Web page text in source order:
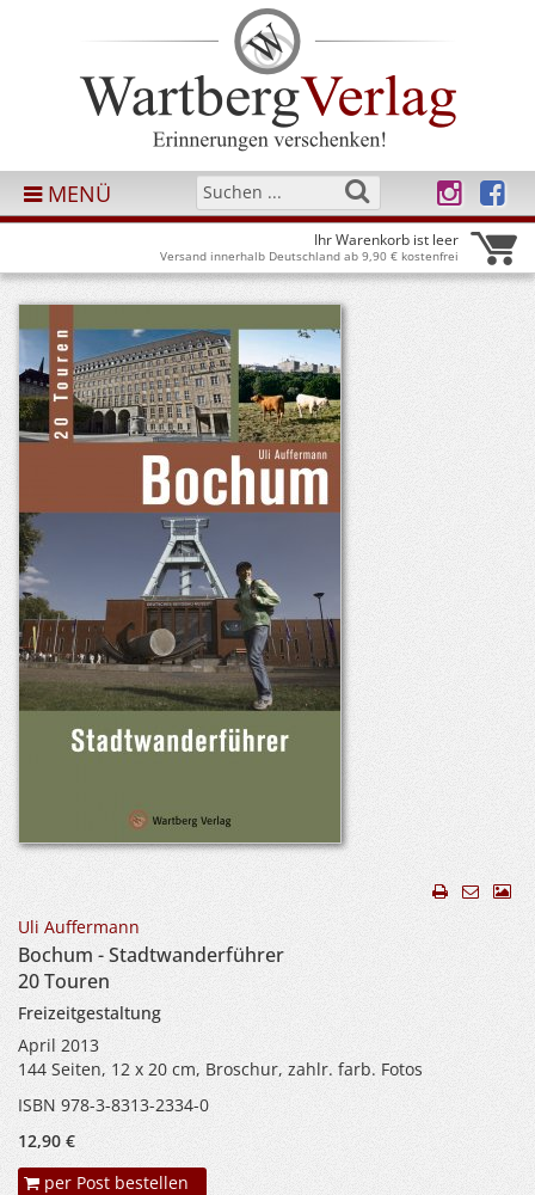
MENÜ
Ihr Warenkorb ist leer
Versand innerhalb Deutschland ab 9,90 € kostenfrei
Uli Auffermann
Bochum - Stadtwanderführer
20 Touren
Freizeitgestaltung
April 2013
144 Seiten, 12 x 20 cm, Broschur, zahlr. farb. Fotos
ISBN 978-3-8313-2334-0
12,90 €
per Post bestellen